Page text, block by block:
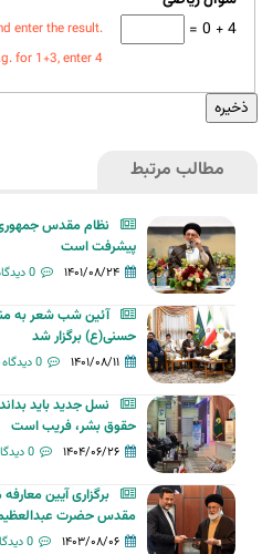
4 + 0 =
enter the result.
for 1+3, enter 4.
مطالب مرتبط
نظام مقدس جمهوری
پیشرفت است
۱۴۰۱/۰۸/۲۴ 0 دیدگاه
آئین شب شعر به
حسنی(ع) برگزار شد
۱۴۰۱/۰۸/۱۱ 0 دیدگاه
نسل جدید باید
حقوق بشر، فریب است
۱۴۰۴/۰۶/۲۶ 0 دیدگاه
برگزاری آیین
مقدس‌ حضرت‌
۱۴۰۳/۰۸/۰۶ 0 دیدگاه